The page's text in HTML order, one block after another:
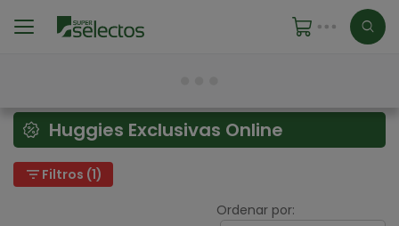
Huggies Exclusivas Online
filter_list Filtros (1)
Ordenar por: